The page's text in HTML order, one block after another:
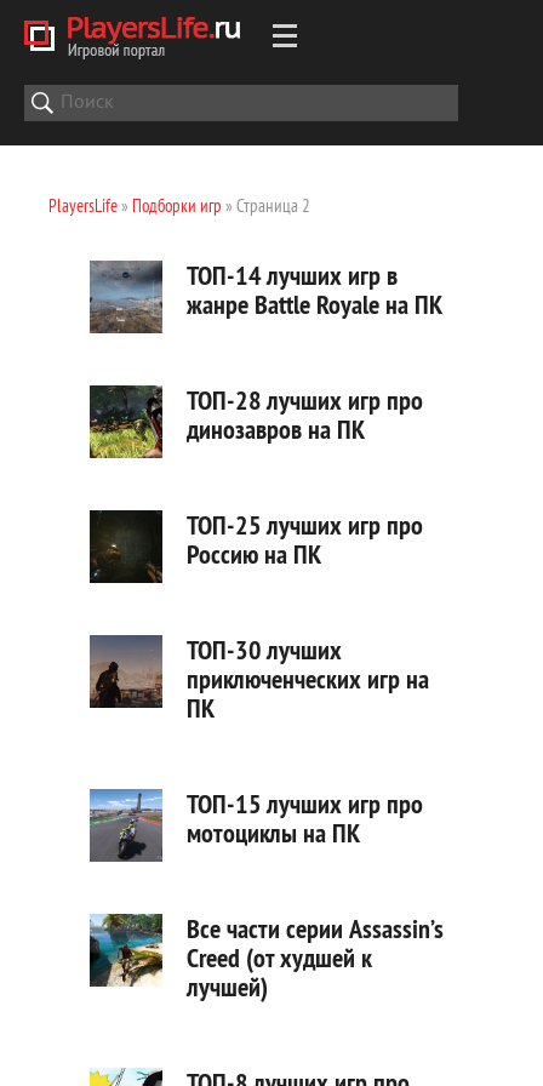
PlayersLife» Подборки игр » Страница 2
ТОП-14 лучших игр в
жанре Battle Royale на ПК
ТОП-28 лучших игр про
динозавров на ПК
ТОП-25 лучших игр про
Россию на ПК
ТОП-30 лучших
приключенческих игр на
ПК
ТОП-15 лучших игр про
мотоциклы на ПК
Все части серии Assassin’s
Creed (от худшей к
лучшей)